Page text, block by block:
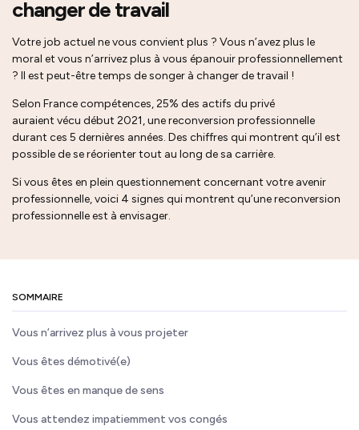
changer de travail
Votre job actuel ne vous convient plus ? Vous n’avez plus le
moral et vous n’arrivez plus à vous épanouir professionnellement
? Il est peut-être temps de songer à changer de travail !
Selon France compétences,25% des actifs du privé
auraient vécu début 2021, une reconversion professionnelle
durant ces 5 dernières années. Des chiffres qui montrent qu’il est
possible de se réorienter tout au long de sa carrière.
Si vous êtes en plein questionnement concernant votre avenir
professionnelle, voici 4 signes qui montrent qu’une reconversion
professionnelle est à envisager.
SOMMAIRE
Vous n’arrivez plus à vous projeter
Vous êtes démotivé(e)
Vous êtes en manque de sens
Vous attendez impatiemment vos congés